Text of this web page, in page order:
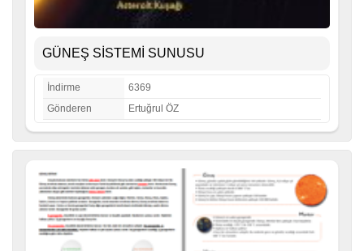
GÜNEŞ SİSTEMİ SUNUSU
İndirme
6369
Gönderen
Ertuğrul ÖZ